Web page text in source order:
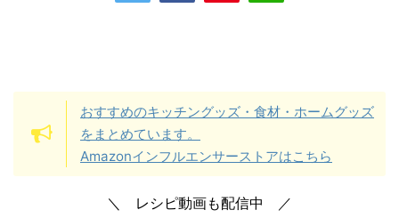
おすすめのキッチングッズ・食材・ホームグッズ
をまとめています。
Amazonインフルエンサーストアはこちら
＼ レシピ動画も配信中 ／